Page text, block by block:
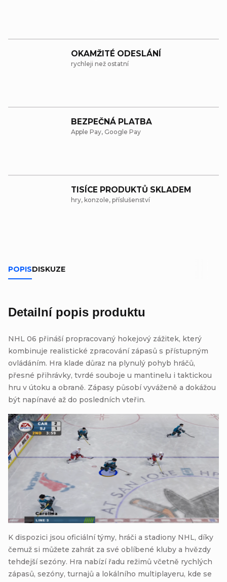
OKAMŽITÉ ODESLÁNÍ
rychleji než ostatní
BEZPEČNÁ PLATBA
Apple Pay, Google Pay
TISÍCE PRODUKTŮ SKLADEM
hry, konzole, příslušenství
POPISDISKUZE
Detailní popis produktu
NHL 06 přináší propracovaný hokejový zážitek, který
kombinuje realistické zpracování zápasů s přístupným
ovládáním. Hra klade důraz na plynulý pohyb hráčů,
přesné přihrávky, tvrdé souboje u mantinelu i taktickou
hru v útoku a obraně. Zápasy působí vyváženě a dokážou
být napínavé až do posledních vteřin.
K dispozici jsou oficiální týmy, hráči a stadiony NHL, díky
čemuž si můžete zahrát za své oblíbené kluby a hvězdy
tehdejší sezóny. Hra nabízí řadu režimů včetně rychlých
zápasů, sezóny, turnajů a lokálního multiplayeru, kde se